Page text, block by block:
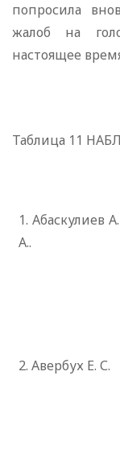
попросила
жалоб на
настоящее
Таблица 11
1. Абаскулиев А.
А..
2. Авербух Е. С.